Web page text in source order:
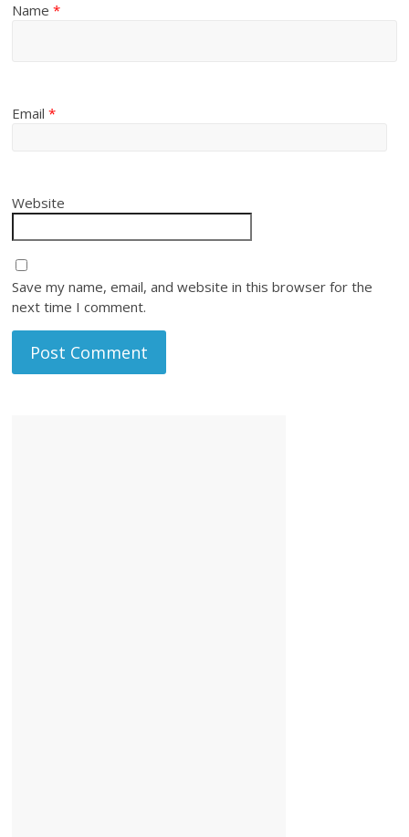
Name*
Email*
Website
Save my name, email, and website in this browser for the
next time I comment.